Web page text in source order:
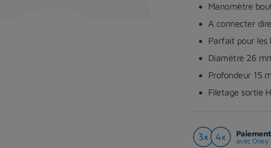
Manomètre
A connecter
Parfait pour les
Diamètre 26
Profondeur 15
Filetage sortie
avec Oney